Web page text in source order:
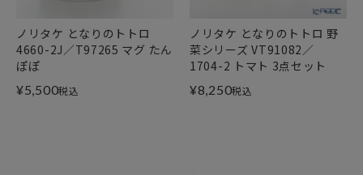
ノリタケ となりのトトロ
4660-2J／T97265 マグ たん
ぽぽ
¥5,500税込
ノリタケ となりのトトロ 野
菜シリーズ VT91082／
1704-2 トマト 3点セット
¥8,250税込